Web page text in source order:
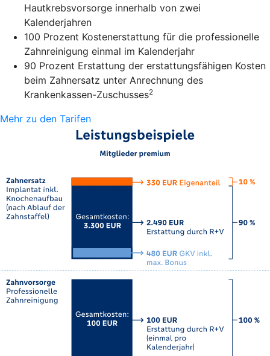
Hautkrebsvorsorge innerhalb von zwei
Kalenderjahren
100 Prozent Kostenerstattung für die professionelle
Zahnreinigung einmal im Kalenderjahr
90 Prozent Erstattung der erstattungsfähigen Kosten
beim Zahnersatz unter Anrechnung des
Krankenkassen-Zuschusses2
Mehr zu den Tarifen